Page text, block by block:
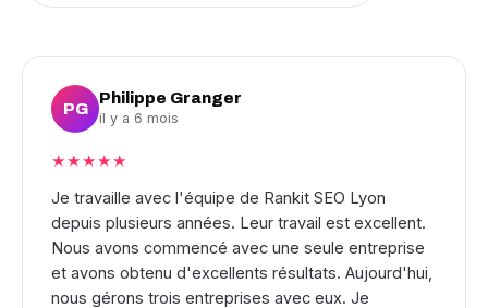
PG
Philippe Granger
il y a 6 mois
★★★★★
Je travaille avec l'équipe de Rankit SEO Lyon
depuis plusieurs années. Leur travail est excellent.
Nous avons commencé avec une seule entreprise
et avons obtenu d'excellents résultats. Aujourd'hui,
nous gérons trois entreprises avec eux. Je